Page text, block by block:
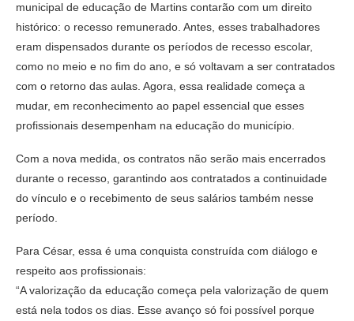
municipal de educação de Martins contarão com um direito
histórico: o recesso remunerado. Antes, esses trabalhadores
eram dispensados durante os períodos de recesso escolar,
como no meio e no fim do ano, e só voltavam a ser contratados
com o retorno das aulas. Agora, essa realidade começa a
mudar, em reconhecimento ao papel essencial que esses
profissionais desempenham na educação do município.
Com a nova medida, os contratos não serão mais encerrados
durante o recesso, garantindo aos contratados a continuidade
do vínculo e o recebimento de seus salários também nesse
período.
Para César, essa é uma conquista construída com diálogo e
respeito aos profissionais:
“A valorização da educação começa pela valorização de quem
está nela todos os dias. Esse avanço só foi possível porque